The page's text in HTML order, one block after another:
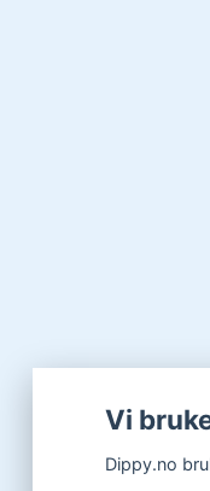
Vi
Dippy.no